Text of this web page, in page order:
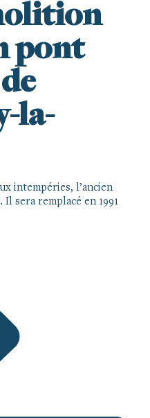
pont
la-
intempéries, l’ancien
sera remplacé en 1991